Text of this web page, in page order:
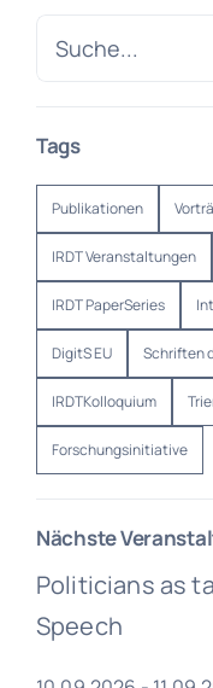
Suche
Tags
Publikationen
IRDT Veranstaltungen
IRDT PaperSeries
DigitS EU Schriften
IRDTKolloquium
Forschungsinitiative
Nächste
Politicians as
Speech